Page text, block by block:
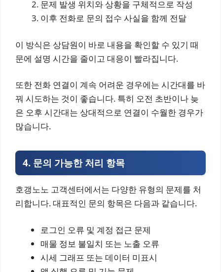
문제 발생 위치와 상황을 구체적으로 작성
이후 전화로 문의 접수 사실을 함께 전달
이 방식은 상담원이 바로 내용을 확인할 수 있기 때
문에 설명 시간을 줄이고 대응이 빨라집니다.
또한 전화 연결이 계속 어려운 경우에는 시간대를 바
꿔 시도하는 것이 좋습니다. 특히 오전 초반이나 늦
은 오후 시간대는 상대적으로 연결이 수월한 경우가
많습니다.
4. 문의 가능한 처리 항목
호갱노노 고객센터에서는 다양한 유형의 문제를 처
리합니다. 대표적인 문의 항목은 다음과 같습니다.
로그인 오류 및 계정 접근 문제
매물 정보 불일치 또는 노출 오류
시세 그래프 또는 데이터 미표시